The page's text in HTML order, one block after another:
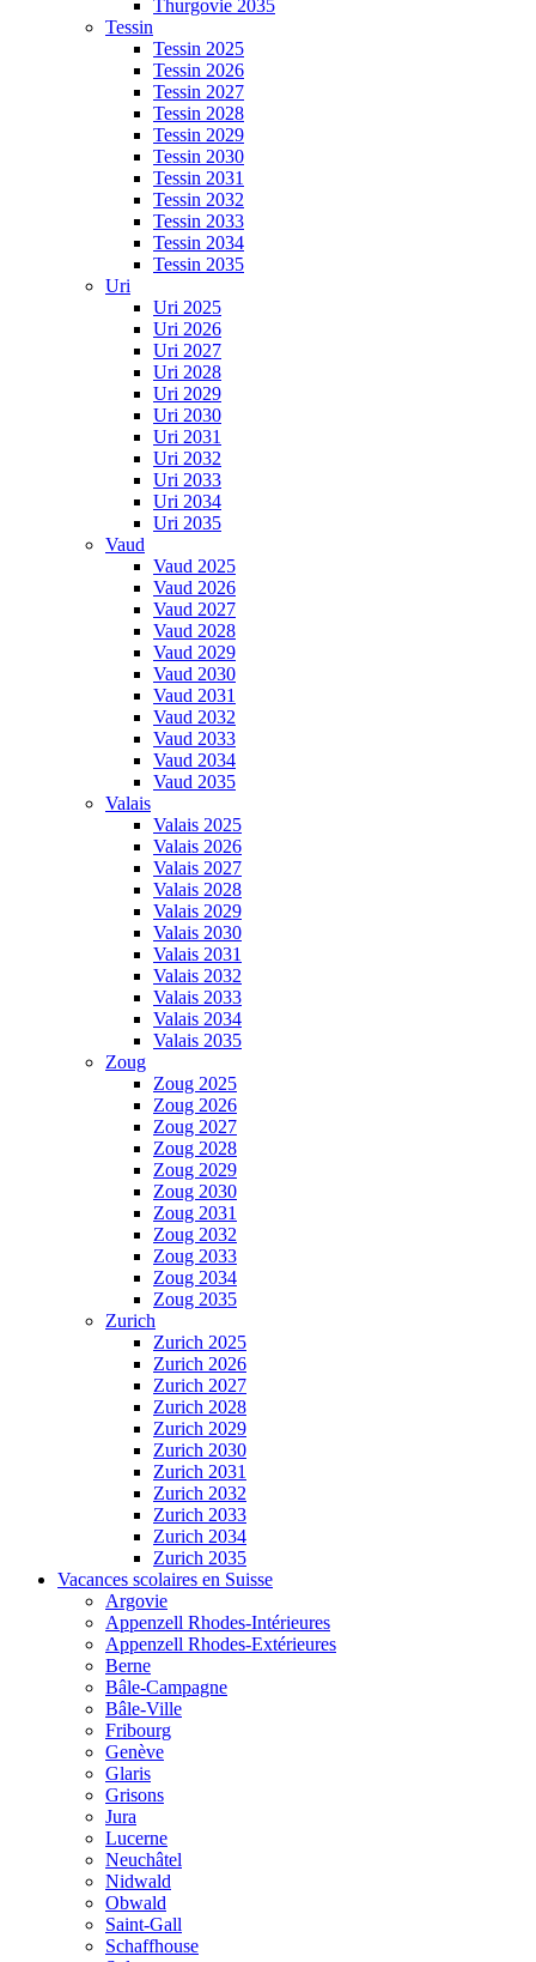
Thurgovie 2035
Tessin
Tessin 2025
Tessin 2026
Tessin 2027
Tessin 2028
Tessin 2029
Tessin 2030
Tessin 2031
Tessin 2032
Tessin 2033
Tessin 2034
Tessin 2035
Uri
Uri 2025
Uri 2026
Uri 2027
Uri 2028
Uri 2029
Uri 2030
Uri 2031
Uri 2032
Uri 2033
Uri 2034
Uri 2035
Vaud
Vaud 2025
Vaud 2026
Vaud 2027
Vaud 2028
Vaud 2029
Vaud 2030
Vaud 2031
Vaud 2032
Vaud 2033
Vaud 2034
Vaud 2035
Valais
Valais 2025
Valais 2026
Valais 2027
Valais 2028
Valais 2029
Valais 2030
Valais 2031
Valais 2032
Valais 2033
Valais 2034
Valais 2035
Zoug
Zoug 2025
Zoug 2026
Zoug 2027
Zoug 2028
Zoug 2029
Zoug 2030
Zoug 2031
Zoug 2032
Zoug 2033
Zoug 2034
Zoug 2035
Zurich
Zurich 2025
Zurich 2026
Zurich 2027
Zurich 2028
Zurich 2029
Zurich 2030
Zurich 2031
Zurich 2032
Zurich 2033
Zurich 2034
Zurich 2035
Vacances scolaires en Suisse
Argovie
Appenzell Rhodes-Intérieures
Appenzell Rhodes-Extérieures
Berne
Bâle-Campagne
Bâle-Ville
Fribourg
Genève
Glaris
Grisons
Jura
Lucerne
Neuchâtel
Nidwald
Obwald
Saint-Gall
Schaffhouse